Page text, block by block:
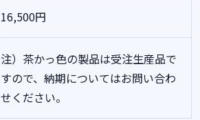
16,500円
注）茶かっ色の製品は受注生産品で
すので、納期についてはお問い合わ
せください。